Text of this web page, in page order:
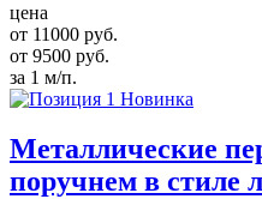
цена
от 11000 руб.
от 9500 руб.
за 1 м/п.
Новинка
Металлические
поручнем в стиле